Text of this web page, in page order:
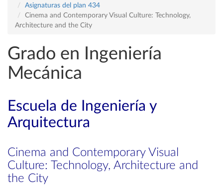
Asignaturas del plan 434
Cinema and Contemporary Visual Culture: Technology,
Architecture and the City
Grado en Ingeniería
Mecánica
Escuela de Ingeniería y
Arquitectura
Cinema and Contemporary Visual
Culture: Technology, Architecture and
the City